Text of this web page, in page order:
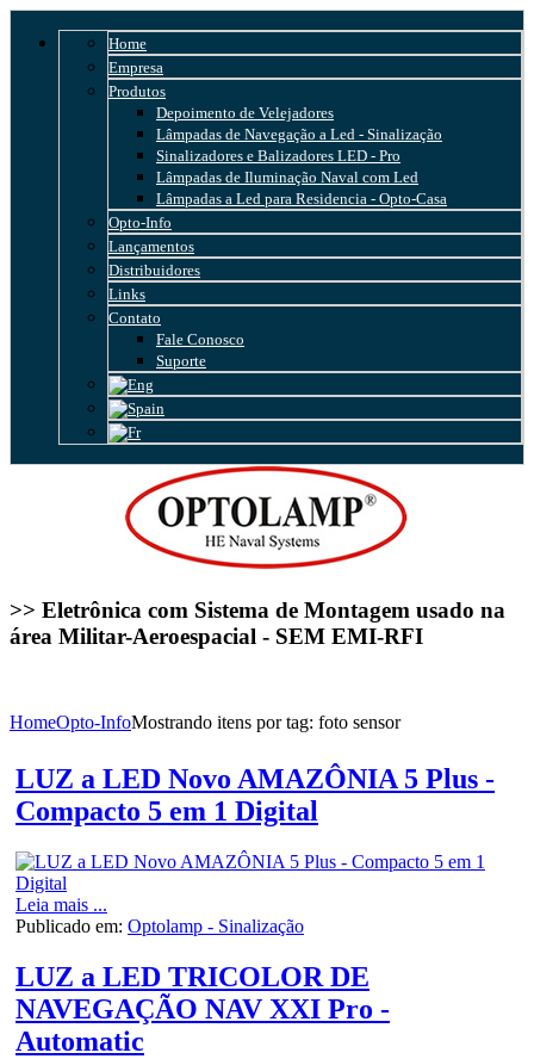
Home
Empresa
Produtos
Depoimento de Velejadores
Lâmpadas de Navegação a Led - Sinalização
Sinalizadores e Balizadores LED - Pro
Lâmpadas de Iluminação Naval com Led
Lâmpadas a Led para Residencia - Opto-Casa
Opto-Info
Lançamentos
Distribuidores
Links
Contato
Fale Conosco
Suporte
>> Eletrônica com Sistema de Montagem usado na
área Militar-Aeroespacial - SEM EMI-RFI
HomeOpto-InfoMostrando itens por tag: foto sensor
LUZ a LED Novo AMAZÔNIA 5 Plus -
Compacto 5 em 1 Digital
Leia mais ...
Publicado em: Optolamp - Sinalização
LUZ a LED TRICOLOR DE
NAVEGAÇÃO NAV XXI Pro -
Automatic